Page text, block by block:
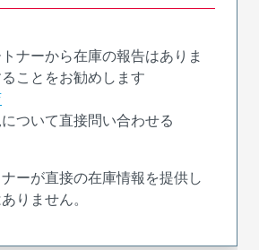
ナーから在庫の報告はありま
ことをお勧めします
ついて直接問い合わせる
ーが直接の在庫情報を提供し
りません。